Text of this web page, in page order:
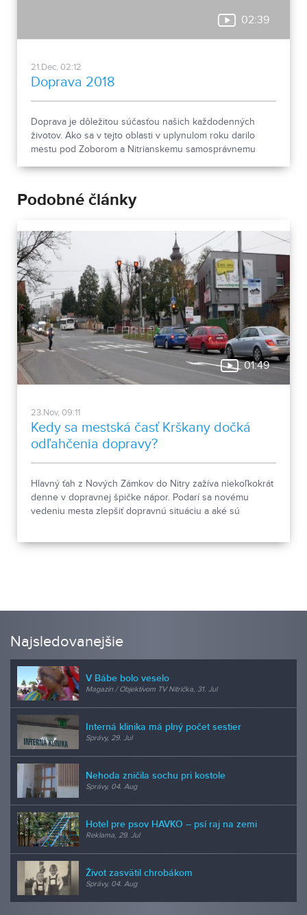
02:39
21.Dec, 02:12
Doprava 2018
Doprava je dôležitou súčasťou našich každodenných
životov. Ako sa v tejto oblasti v uplynulom roku darilo
mestu pod Zoborom a Nitrianskemu samosprávnemu
Podobné články
01:49
23.Nov, 09:11
Kedy sa mestská časť Krškany dočká
odľahčenia dopravy?
Hlavný ťah z Nových Zámkov do Nitry zažíva niekoľkokrát
denne v dopravnej špičke nápor. Podarí sa novému
vedeniu mesta zlepšiť dopravnú situáciu a aké sú
Najsledovanejšie
V Bábe bolo veselo
Magazín / Objektívom TV Nitrička, 31. Jul
Interná klinika má plný počet sestier
Správy, 29. Jul
Nehoda zničila sochu pri kostole
Správy, 04. Aug
Hotel pre psov HAVKO – psí raj na zemi
Reklama, 29. Jul
Život zasvätil chrobákom
Správy, 04. Aug